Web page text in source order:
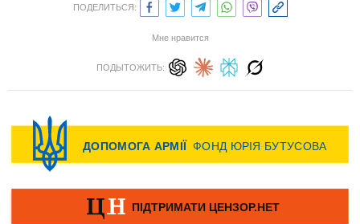
ПОДЕЛИТЬСЯ:
Мне нравится
ПОДЫТОЖИТЬ: